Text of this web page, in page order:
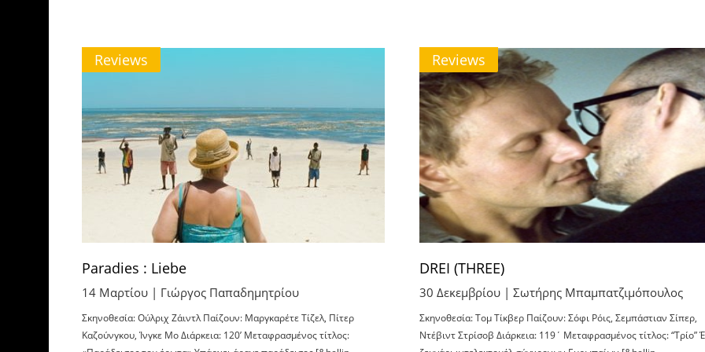
Reviews
Paradies : Liebe
14 Μαρτίου | Γιώργος Παπαδημητρίου
Σκηνοθεσία: Ούλριχ Ζάιντλ Παίζουν: Μαργκαρέτε Τίζελ, Πίτερ
Καζούνγκου, Ίνγκε Μο Διάρκεια: 120’ Μεταφρασμένος τίτλος:
Reviews
DREI (THREE)
30 Δεκεμβρίου | Σωτήρης Μπαμπατζιμόπουλος
Σκηνοθεσία: Τομ Τίκβερ Παίζουν: Σόφι Ρόις, Σεμπάστιαν Σίπερ,
Ντέβιντ Στρίσοβ Διάρκεια: 119΄ Μεταφρασμένος τίτλος: “Τρίο”